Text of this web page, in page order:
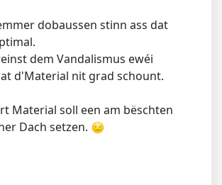
dobaussen stinn ass dat
dem Vandalismus ewéi
d'Material nit grad schount.
Material soll een am bëschten
Dach setzen.